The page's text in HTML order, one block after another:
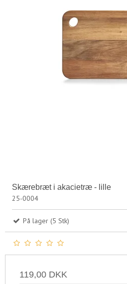
Skærebræt i akacietræ - lille
25-0004
På lager (5 Stk)
119,00 DKK